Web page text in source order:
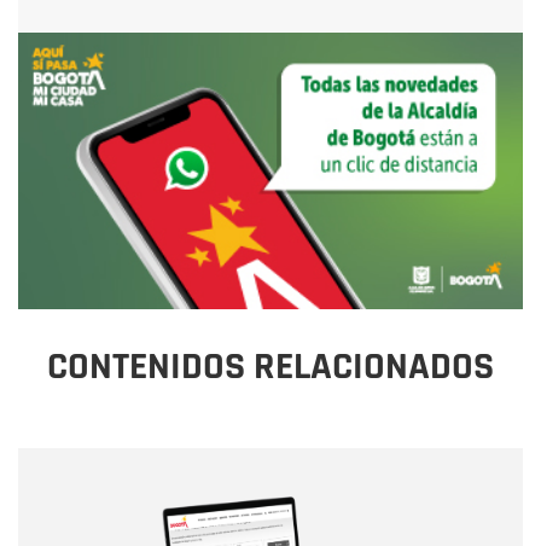
CONTENIDOS RELACIONADOS